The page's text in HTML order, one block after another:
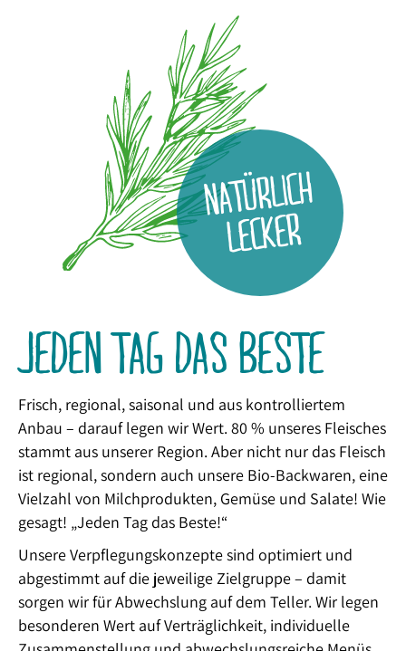
JEDEN TAG DAS BESTE
Frisch, regional, saisonal und aus kontrolliertem
Anbau – darauf legen wir Wert. 80 % unseres Fleisches
stammt aus unserer Region. Aber nicht nur das Fleisch
ist regional, sondern auch unsere Bio-Backwaren, eine
Vielzahl von Milchprodukten, Gemüse und Salate! Wie
gesagt! „Jeden Tag das Beste!“
Unsere Verpflegungskonzepte sind optimiert und
abgestimmt auf die jeweilige Zielgruppe – damit
sorgen wir für Abwechslung auf dem Teller. Wir legen
besonderen Wert auf Verträglichkeit, individuelle